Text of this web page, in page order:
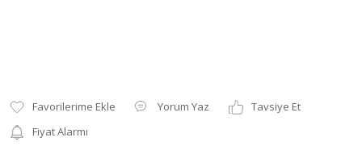
Yorum Yaz
Tavsiye Et
Fiyat Alarmı